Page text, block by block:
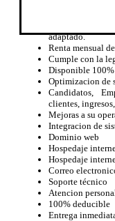
Sistema Bolsa
adaptado.
Renta mensual
Cumple con la
Disponible
Optimizacion de
Candidatos,
clientes,
Mejoras a su
Integracion de
Dominio web
Hospedaje
Hospedaje
Correo
Soporte técnico
Atencion
100% deducible
Entrega